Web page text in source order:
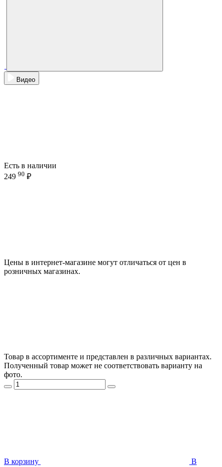
Видео
Есть в наличии
249 90 ₽
Цены в интернет-магазине могут отличаться от цен в
розничных магазинах.
Товар в ассортименте и представлен в различных вариантах.
Полученный товар может не соответствовать варианту на
фото.
В корзину
В